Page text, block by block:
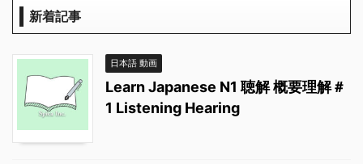
新着記事
日本語 動画
Learn Japanese N1 聴解 概要理解＃
1 Listening Hearing